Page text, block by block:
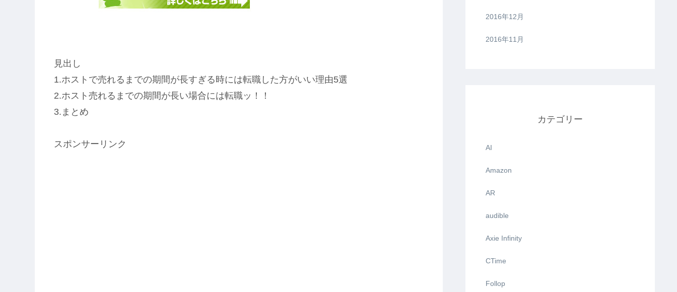
見出し
1.ホストで売れるまでの期間が長すぎる時には転職した方がいい理由5選
2.ホスト売れるまでの期間が長い場合には転職ッ！！
3.まとめ
スポンサーリンク
2016年12月
2016年11月
カテゴリー
AI
Amazon
AR
audible
Axie Infinity
CTime
Follop